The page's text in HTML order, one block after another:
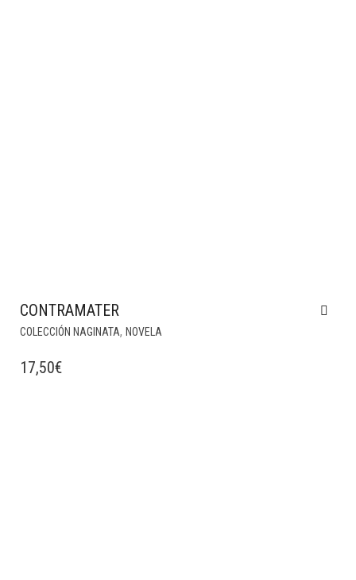
CONTRAMATER
COLECCIÓN NAGINATA, NOVELA
17,50€